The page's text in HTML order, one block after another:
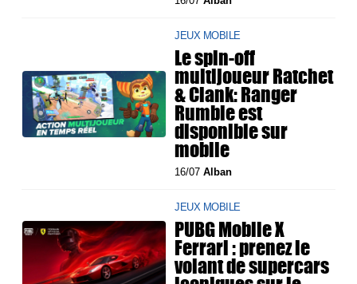
JEUX MOBILE
Le spin-off
multijoueur Ratchet
& Clank: Ranger
Rumble est
disponible sur
mobile
16/07Alban
JEUX MOBILE
PUBG Mobile X
Ferrari : prenez le
volant de supercars